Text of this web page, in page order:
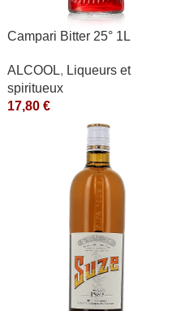
Campari Bitter 25° 1L
ALCOOL, Liqueurs et
spiritueux
17,80 €